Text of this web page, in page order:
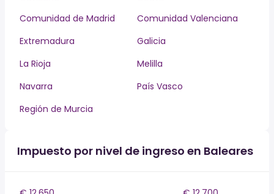
Comunidad de Madrid
Comunidad Valenciana
Extremadura
Galicia
La Rioja
Melilla
Navarra
País Vasco
Región de Murcia
Impuesto por nivel de ingreso en Baleares